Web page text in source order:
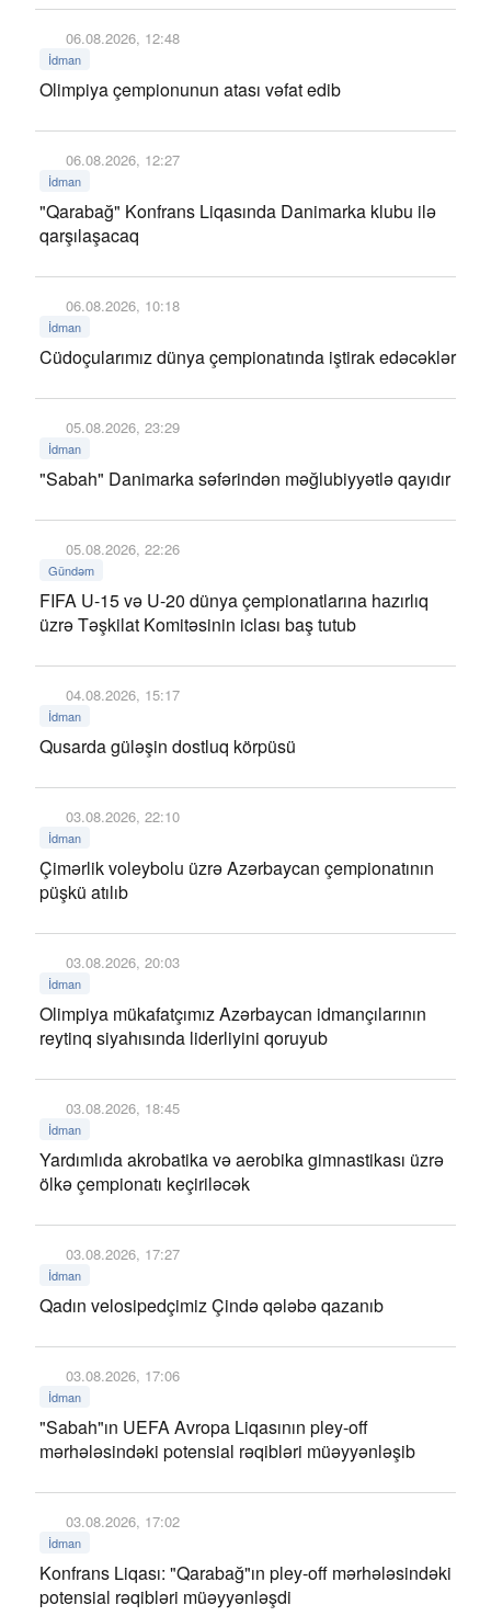
06.08.2026, 12:48
İdman
Olimpiya çempionunun atası vəfat edib
06.08.2026, 12:27
İdman
"Qarabağ" Konfrans Liqasında Danimarka klubu ilə
qarşılaşacaq
06.08.2026, 10:18
İdman
Cüdoçularımız dünya çempionatında iştirak edəcəklər
05.08.2026, 23:29
İdman
"Sabah" Danimarka səfərindən məğlubiyyətlə qayıdır
05.08.2026, 22:26
Gündəm
FIFA U-15 və U-20 dünya çempionatlarına hazırlıq
üzrə Təşkilat Komitəsinin iclası baş tutub
04.08.2026, 15:17
İdman
Qusarda güləşin dostluq körpüsü
03.08.2026, 22:10
İdman
Çimərlik voleybolu üzrə Azərbaycan çempionatının
püşkü atılıb
03.08.2026, 20:03
İdman
Olimpiya mükafatçımız Azərbaycan idmançılarının
reytinq siyahısında liderliyini qoruyub
03.08.2026, 18:45
İdman
Yardımlıda akrobatika və aerobika gimnastikası üzrə
ölkə çempionatı keçiriləcək
03.08.2026, 17:27
İdman
Qadın velosipedçimiz Çində qələbə qazanıb
03.08.2026, 17:06
İdman
"Sabah"ın UEFA Avropa Liqasının pley-off
mərhələsindəki potensial rəqibləri müəyyənləşib
03.08.2026, 17:02
İdman
Konfrans Liqası: "Qarabağ"ın pley-off mərhələsindəki
potensial rəqibləri müəyyənləşdi